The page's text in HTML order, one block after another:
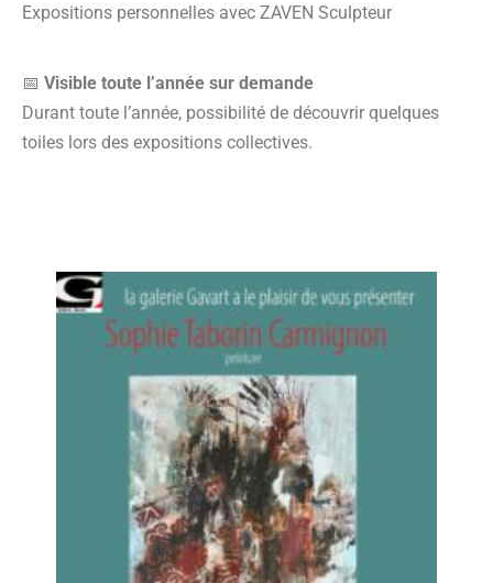
Expositions personnelles avec ZAVEN Sculpteur
📅 Visible toute l’année sur demande
Durant toute l’année, possibilité de découvrir quelques
toiles lors des expositions collectives.